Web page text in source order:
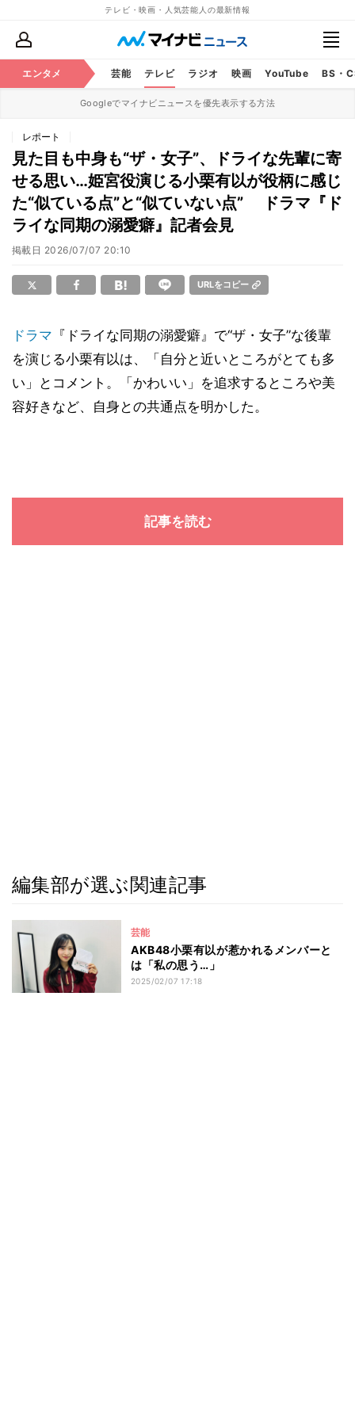
テレビ・映画・人気芸能人の最新情報
エンタメ 芸能 テレビ ラジオ 映画 YouTube BS・
Googleでマイナビニュースを優先表示する方法
レポート
見た目も中身も“ザ・女子”、ドライな先輩に寄
せる思い…姫宮役演じる小栗有以が役柄に感じ
た“似ている点”と“似ていない点” ドラマ『ド
ライな同期の溺愛癖』記者会見
掲載日 2026/07/07 20:10
URLをコピー
ドラマ 『ドライな同期の溺愛癖』で“ザ・女子”な後輩
を演じる小栗有以は、「自分と近いところがとても多
い」とコメント。「かわいい」を追求するところや美
容好きなど、自身との共通点を明かした。
記事を読む
編集部が選ぶ関連記事
芸能
AKB48小栗有以が惹かれるメンバーと
は「私の思う…」
2025/02/07 17:18